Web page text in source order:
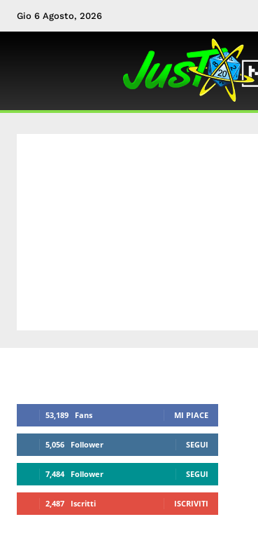
Gio 6 Agosto, 2026
53,189 Fans MI PIACE
5,056 Follower SEGUI
7,484 Follower SEGUI
2,487 Iscritti ISCRIVITI